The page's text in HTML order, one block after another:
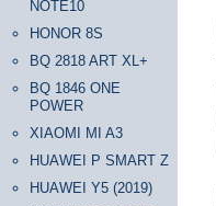
NOTE10
HONOR 8S
BQ 2818 ART XL+
BQ 1846 ONE
POWER
XIAOMI MI A3
HUAWEI P SMART Z
HUAWEI Y5 (2019)